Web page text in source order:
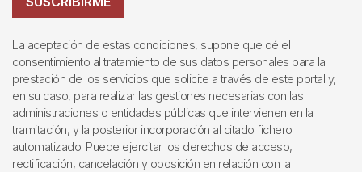
La aceptación de estas condiciones, supone que dé el
consentimiento al tratamiento de sus datos personales para la
prestación de los servicios que solicite a través de este portal y,
en su caso, para realizar las gestiones necesarias con las
administraciones o entidades públicas que intervienen en la
tramitación, y la posterior incorporación al citado fichero
automatizado. Puede ejercitar los derechos de acceso,
rectificación, cancelación y oposición en relación con la